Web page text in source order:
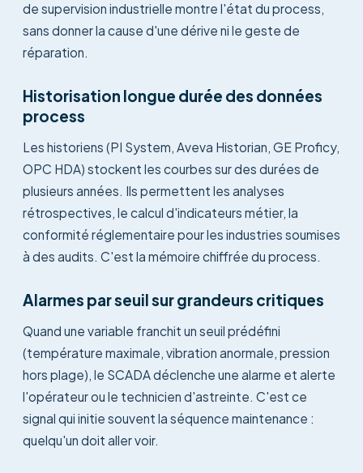
de supervision industrielle montre l'état du process,
sans donner la cause d'une dérive ni le geste de
réparation.
Historisation longue durée des données
process
Les historiens (PI System, Aveva Historian, GE Proficy,
OPC HDA) stockent les courbes sur des durées de
plusieurs années. Ils permettent les analyses
rétrospectives, le calcul d'indicateurs métier, la
conformité réglementaire pour les industries soumises
à des audits. C'est la mémoire chiffrée du process.
Alarmes par seuil sur grandeurs critiques
Quand une variable franchit un seuil prédéfini
(température maximale, vibration anormale, pression
hors plage), le SCADA déclenche une alarme et alerte
l'opérateur ou le technicien d'astreinte. C'est ce
signal qui initie souvent la séquence maintenance :
quelqu'un doit aller voir.